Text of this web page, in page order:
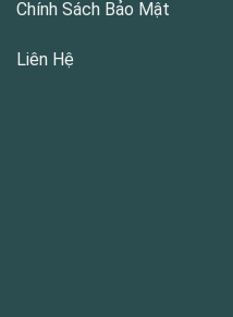
Chính Sách Bảo Mật
Liên Hệ